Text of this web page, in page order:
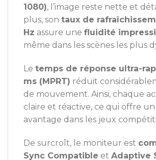
1080), l’image reste nette et
plus, son taux de
Hz assure une fluidité
même dans les scènes les plus
Le temps de réponse ultra-
ms (MPRT) réduit
de mouvement. Ainsi, chaque
claire et réactive, ce qui offre un
avantage dans les jeux
De surcroît, le moniteur est
Sync Compatible et Adaptive